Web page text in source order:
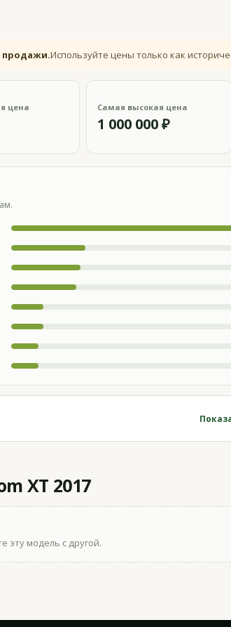
продажи.Используйте цены только как
цена Самая высокая цена
1 000 000 ₽
XT 2017
эту модель с другой.